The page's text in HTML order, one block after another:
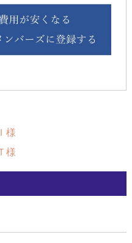
様
様